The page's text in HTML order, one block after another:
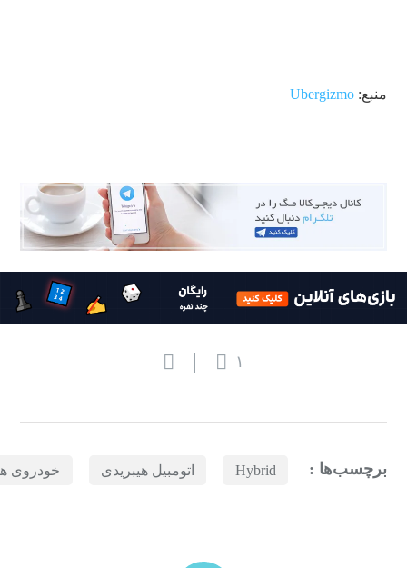
منبع:Ubergizmo
۱
برچسب‌ها : Hybrid اتومبیل هیبریدی خودروی